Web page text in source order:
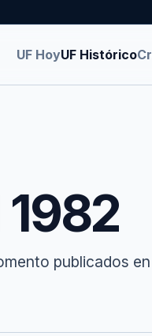
UF HoyUF Histórico
publicados